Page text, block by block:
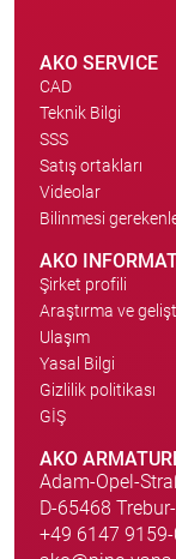
AKO SERVICE
CAD
Teknik Bilgi
SSS
Satış ortakları
Videolar
Bilinmesi
AKO
Şirket profili
Araştırma ve
Ulaşım
Yasal Bilgi
Gizlilik politikası
GİŞ
AKO
Adam-Opel-
D-65468
+49 6147